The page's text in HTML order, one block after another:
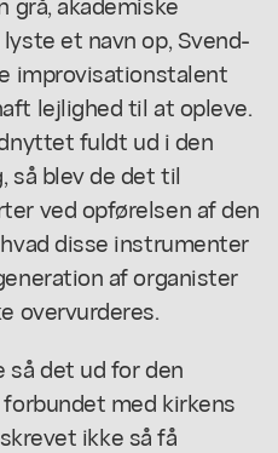
et navn op, Svend-
improvisationstalent
lejlighed til at opleve.
fuldt ud i den
så blev de det til
ved opførelsen af den
disse instrumenter
af organister
overvurderes.
så det ud for den
med kirkens
ikke så få